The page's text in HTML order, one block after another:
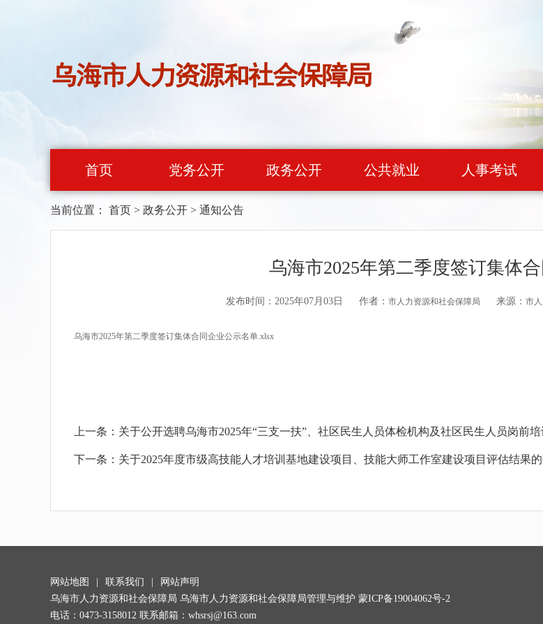
首页 党务公开 政务公开 公共就业 人事考试
当前位置： 首页 > 政务公开 > 通知公告
乌海市2025年第二季度签订集体
发布时间：2025年07月03日 作者： 市人力资源和社会保障局 来源： 市
乌海市2025年第二季度签订集体合同企业公示名单.xlsx
上一条： 关于公开选聘乌海市2025年“三支一扶”、社区民生人员体检机构及社区民生人员岗前
下一条： 关于2025年度市级高技能人才培训基地建设项目、技能大师工作室建设项目评估结果
网站地图 联系我们
网站声明
乌海市人力资源和社会保障局 乌海市人力资源和社会保障局管理与维护 蒙ICP备19004062号-2
电话：0473-3158012 联系邮箱：whsrsj@163.com